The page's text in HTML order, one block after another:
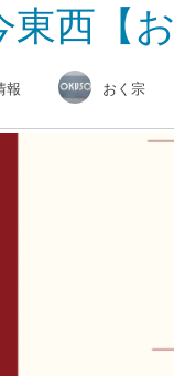
東西【
報 おく宗